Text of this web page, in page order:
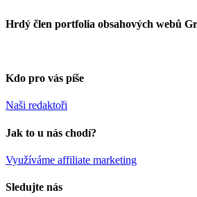
Hrdý člen portfolia obsahových webů
Kdo pro vás píše
Naši redaktoři
Jak to u nás chodí?
Využíváme affiliate marketing
Sledujte nás